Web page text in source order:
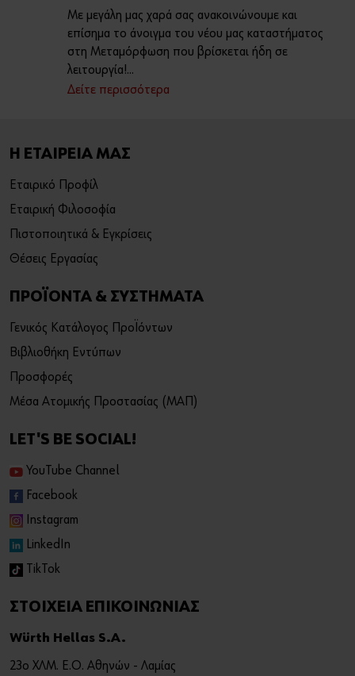
Με μεγάλη μας χαρά σας ανακοινώνουμε και
επίσημα το άνοιγμα του νέου μας καταστήματος
στη Μεταμόρφωση που βρίσκεται ήδη σε
λειτουργία!...
Δείτε περισσότερα
Η ΕΤΑΙΡΕΙΑ ΜΑΣ
Εταιρικό Προφίλ
Εταιρική Φιλοσοφία
Πιστοποιητικά & Εγκρίσεις
Θέσεις Εργασίας
ΠΡΟΪΟΝΤΑ & ΣΥΣΤΗΜΑΤΑ
Γενικός Κατάλογος Προϊόντων
Βιβλιοθήκη Εντύπων
Προσφορές
Μέσα Ατομικής Προστασίας (ΜΑΠ)
LET'S BE SOCIAL!
YouTube Channel
Facebook
Instagram
LinkedIn
TikTok
ΣΤΟΙΧΕΙΑ ΕΠΙΚΟΙΝΩΝΙΑΣ
Würth Hellas S.A.
23ο ΧΛΜ. Ε.Ο. Αθηνών - Λαμίας